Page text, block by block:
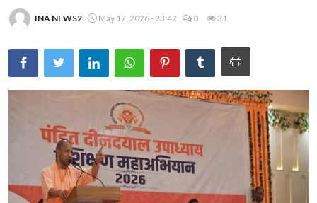
INA NEWS2 May 17, 2026 - 23:42 0 31